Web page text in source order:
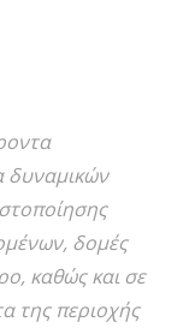
δυναμικών
δομές
καθώς και σε
της περιοχής